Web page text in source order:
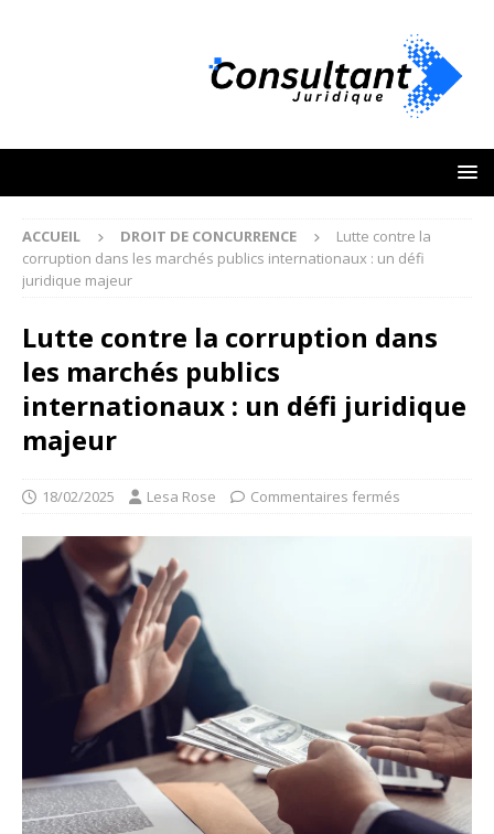
ACCUEIL DROIT DE CONCURRENCE
Lutte contre la
corruption dans les marchés publics internationaux : un défi
juridique majeur
Lutte contre la corruption dans
les marchés publics
internationaux : un défi juridique
majeur
18/02/2025 Lesa Rose Commentaires fermés